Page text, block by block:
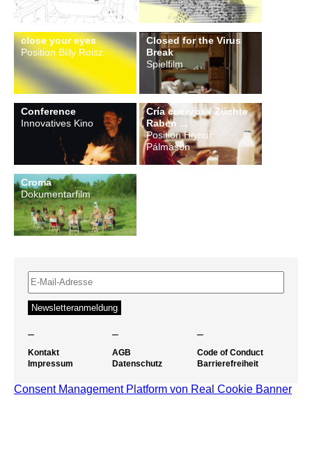
close your eyes
Position Billy Roisz
Closed for the Virus
Break
Spielfilm
Conference
Innovatives Kino
Cría cuervos / Züchte
Raben ...
Position Hlynur
Pálmason
Croma
Dokumentarfilm
– – –
Kontakt
Impressum
AGB
Datenschutz
Code of Conduct
Barrierefreiheit
Consent Management Platform von Real Cookie Banner